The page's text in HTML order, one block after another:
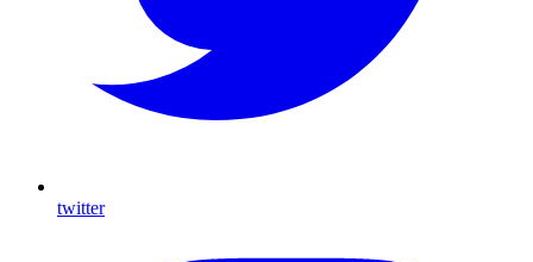
twitter